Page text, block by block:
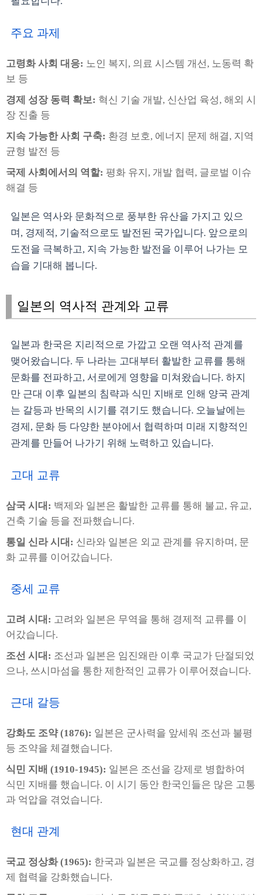
주요 과제
고령화 사회 대응: 노인 복지, 의료 시스템 개선, 노동력 확
보 등
경제 성장 동력 확보: 혁신 기술 개발, 신산업 육성, 해외 시
장 진출 등
지속 가능한 사회 구축: 환경 보호, 에너지 문제 해결, 지역
균형 발전 등
국제 사회에서의 역할: 평화 유지, 개발 협력, 글로벌 이슈
해결 등
일본은 역사와 문화적으로 풍부한 유산을 가지고 있으
며, 경제적, 기술적으로도 발전된 국가입니다. 앞으로의
도전을 극복하고, 지속 가능한 발전을 이루어 나가는 모
습을 기대해 봅니다.
일본의 역사적 관계와 교류
일본과 한국은 지리적으로 가깝고 오랜 역사적 관계를
맺어왔습니다. 두 나라는 고대부터 활발한 교류를 통해
문화를 전파하고, 서로에게 영향을 미쳐왔습니다. 하지
만 근대 이후 일본의 침략과 식민 지배로 인해 양국 관계
는 갈등과 반목의 시기를 겪기도 했습니다. 오늘날에는
경제, 문화 등 다양한 분야에서 협력하며 미래 지향적인
관계를 만들어 나가기 위해 노력하고 있습니다.
고대 교류
삼국 시대: 백제와 일본은 활발한 교류를 통해 불교, 유교,
건축 기술 등을 전파했습니다.
통일 신라 시대: 신라와 일본은 외교 관계를 유지하며, 문
화 교류를 이어갔습니다.
중세 교류
고려 시대: 고려와 일본은 무역을 통해 경제적 교류를 이
어갔습니다.
조선 시대: 조선과 일본은 임진왜란 이후 국교가 단절되었
으나, 쓰시마섬을 통한 제한적인 교류가 이루어졌습니다.
근대 갈등
강화도 조약 (1876): 일본은 군사력을 앞세워 조선과 불평
등 조약을 체결했습니다.
식민 지배 (1910-1945): 일본은 조선을 강제로 병합하여
식민 지배를 했습니다. 이 시기 동안 한국인들은 많은 고통
과 억압을 겪었습니다.
현대 관계
국교 정상화 (1965): 한국과 일본은 국교를 정상화하고, 경
제 협력을 강화했습니다.